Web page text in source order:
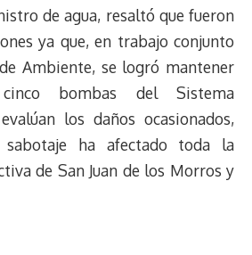
de agua, resaltó que fueron
ya que, en trabajo conjunto
Ambiente, se logró mantener
bombas del Sistema
los daños ocasionados,
ha afectado toda la
de San Juan de los Morros y